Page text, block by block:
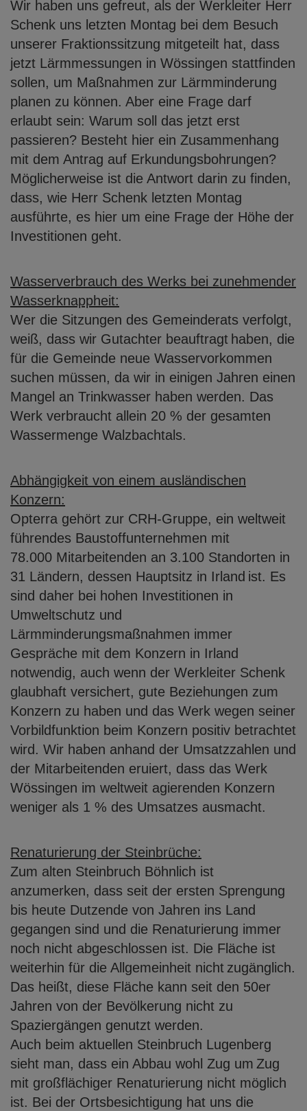
Wir haben uns gefreut, als der Werkleiter Herr
Schenk uns letzten Montag bei dem Besuch
unserer Fraktionssitzung mitgeteilt hat, dass
jetzt Lärmmessungen in Wössingen stattfinden
sollen, um Maßnahmen zur Lärmminderung
planen zu können. Aber eine Frage darf
erlaubt sein: Warum soll das jetzt erst
passieren? Besteht hier ein Zusammenhang
mit dem Antrag auf Erkundungsbohrungen?
Möglicherweise ist die Antwort darin zu finden,
dass, wie Herr Schenk letzten Montag
ausführte, es hier um eine Frage der Höhe der
Investitionen geht.
Wasserverbrauch des Werks bei zunehmender
Wasserknappheit:
Wer die Sitzungen des Gemeinderats verfolgt,
weiß, dass wir Gutachter beauftragt haben, die
für die Gemeinde neue Wasservorkommen
suchen müssen, da wir in einigen Jahren einen
Mangel an Trinkwasser haben werden. Das
Werk verbraucht allein 20 % der gesamten
Wassermenge Walzbachtals.
Abhängigkeit von einem ausländischen
Konzern:
Opterra gehört zur CRH-Gruppe, ein weltweit
führendes Baustoffunternehmen mit
78.000 Mitarbeitenden an 3.100 Standorten in
31 Ländern, dessen Hauptsitz in Irland ist. Es
sind daher bei hohen Investitionen in
Umweltschutz und
Lärmminderungsmaßnahmen immer
Gespräche mit dem Konzern in Irland
notwendig, auch wenn der Werkleiter Schenk
glaubhaft versichert, gute Beziehungen zum
Konzern zu haben und das Werk wegen seiner
Vorbildfunktion beim Konzern positiv betrachtet
wird. Wir haben anhand der Umsatzzahlen und
der Mitarbeitenden eruiert, dass das Werk
Wössingen im weltweit agierenden Konzern
weniger als 1 % des Umsatzes ausmacht.
Renaturierung der Steinbrüche:
Zum alten Steinbruch Böhnlich ist
anzumerken, dass seit der ersten Sprengung
bis heute Dutzende von Jahren ins Land
gegangen sind und die Renaturierung immer
noch nicht abgeschlossen ist. Die Fläche ist
weiterhin für die Allgemeinheit nicht zugänglich.
Das heißt, diese Fläche kann seit den 50er
Jahren von der Bevölkerung nicht zu
Spaziergängen genutzt werden.
Auch beim aktuellen Steinbruch Lugenberg
sieht man, dass ein Abbau wohl Zug um Zug
mit großflächiger Renaturierung nicht möglich
ist. Bei der Ortsbesichtigung hat uns die